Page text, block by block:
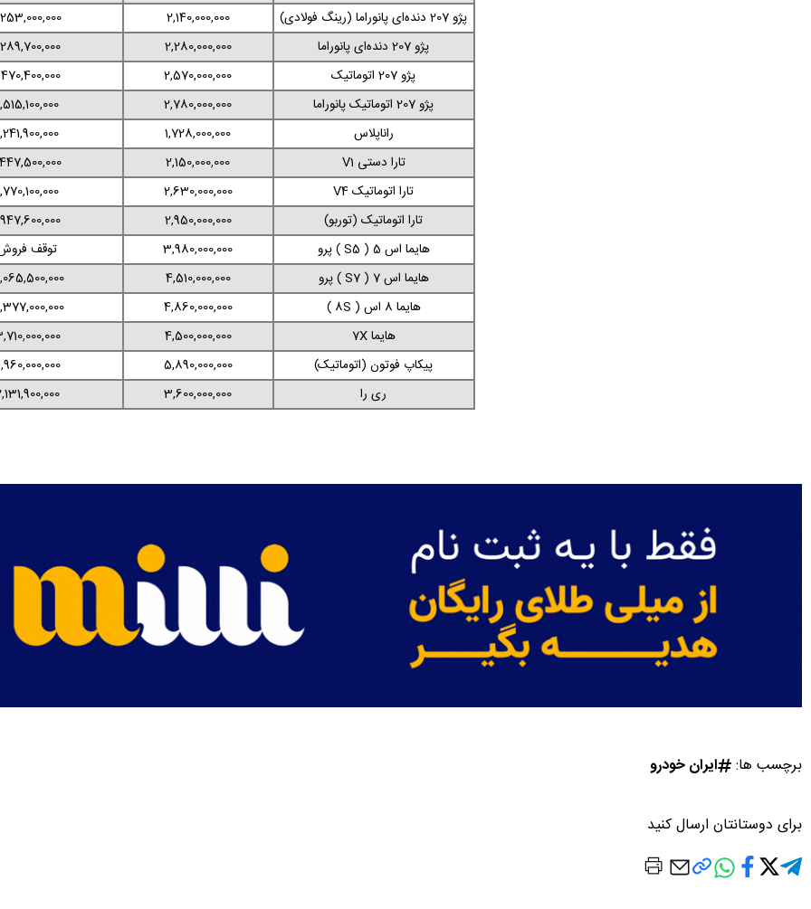
پژو 207 دنده‌ای پانوراما (رینگ فولادی)
2,140,000,000
پژو 207 دنده‌ای پانوراما
2,280,000,000
پژو 207 اتوماتیک
2,570,000,000
پژو 207 اتوماتیک پانوراما
2,780,000,000
راناپلاس
1,728,000,000
تارا دستی V1
2,150,000,000
تارا اتوماتیک V4
2,630,000,000
تارا اتوماتیک (توربو)
2,950,000,000
هایما اس 5 ( S5 ) پرو
3,980,000,000
توقف
هایما اس 7 ( S7 ) پرو
4,510,000,000
هایما 8 اس ( 8S )
4,860,000,000
هایما 7X
4,500,000,000
پیکاپ فوتون (اتوماتیک)
5,890,000,000
ری را
3,600,000,000
برچسب ها: ایران خودرو
برای دوستانتان ارسال کنید